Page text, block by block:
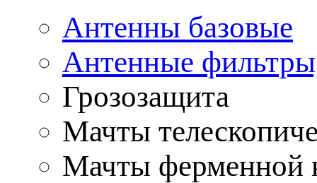
Антенны базовые
Антенные
Грозозащита
Мачты
Мачты ферменной